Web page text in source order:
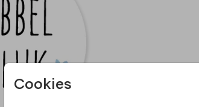
Cookies